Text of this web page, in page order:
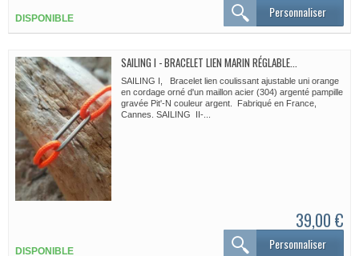
DISPONIBLE Personnaliser
SAILING I - BRACELET LIEN MARIN RÉGLABLE...
SAILING I, Bracelet lien coulissant ajustable uni orange
en cordage orné d'un maillon acier (304) argenté pampille
gravée Pit'-N couleur argent. Fabriqué en France,
Cannes. SAILING II-...
39,00 €
DISPONIBLE Personnaliser